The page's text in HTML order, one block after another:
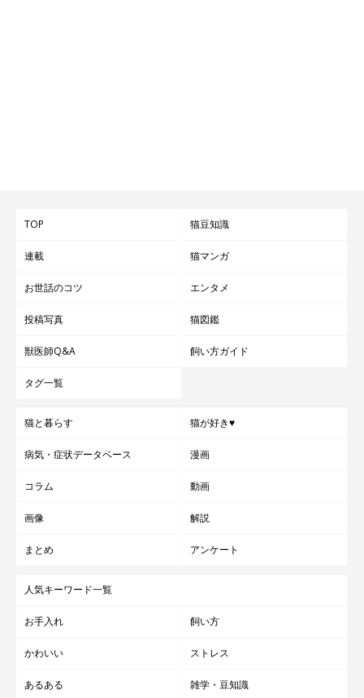
・「換毛期になると、普通のスリッカーではしっかりと抜け毛が
いましたが、実際に使った時にあまりの抜け毛の多さに驚きつ
つ、短時間でブラッシングも済んで猫さんの負担も少なく済んだ
・「うちの子は、日本猫雑種4キロ弱の猫です。コームの所に刃
が付いていて、同じ所をブラッシングし過ぎると、ハゲるんじゃ
うちの子は、ひっくり返って、開き状態で、気持ちよさそうにブ
ラッシングされているので、痛い事は無いと思います。どでかい
毛で座布団作れるかと思ったと言っていましたwww」（ももち
ゃん／MIX日本猫・キジトラ白の八割れぶち／10才の飼い主さん
取れる。ただ、クシの部分が金属なので、優しく梳かないと痛く
9才の飼い主さんのコメント）
TOP 猫豆知識
連載 猫マンガ
お世話のコツ エンタメ
投稿写真 猫図鑑
獣医師Q&A 飼い方ガイド
タグ一覧
猫と暮らす 猫が好き♥
病気・症状データベース 漫画
コラム 動画
画像 解説
まとめ アンケート
人気キーワード一覧
お手入れ 飼い方
かわいい ストレス
あるある 雑学・豆知識